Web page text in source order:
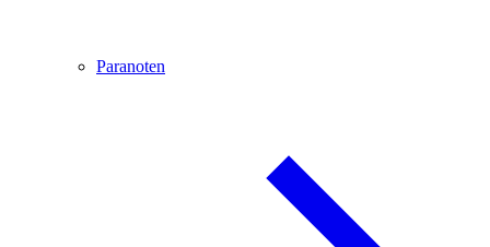
Paranoten